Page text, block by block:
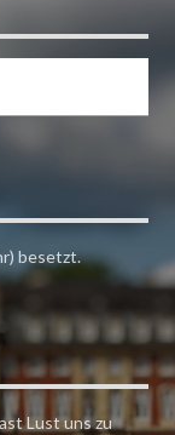
besetzt.
Lust uns zu